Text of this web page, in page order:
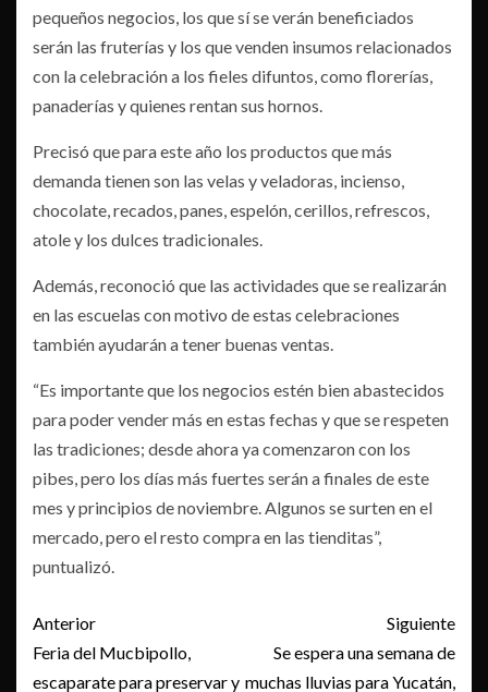
pequeños negocios, los que sí se verán beneficiados
serán las fruterías y los que venden insumos relacionados
con la celebración a los fieles difuntos, como florerías,
panaderías y quienes rentan sus hornos.
Precisó que para este año los productos que más
demanda tienen son las velas y veladoras, incienso,
chocolate, recados, panes, espelón, cerillos, refrescos,
atole y los dulces tradicionales.
Además, reconoció que las actividades que se realizarán
en las escuelas con motivo de estas celebraciones
también ayudarán a tener buenas ventas.
“Es importante que los negocios estén bien abastecidos
para poder vender más en estas fechas y que se respeten
las tradiciones; desde ahora ya comenzaron con los
pibes, pero los días más fuertes serán a finales de este
mes y principios de noviembre. Algunos se surten en el
mercado, pero el resto compra en las tienditas”,
puntualizó.
Post
navigation
Anterior
Feria del Mucbipollo,
escaparate para preservar y
Siguiente
Se espera una semana de
muchas lluvias para Yucatán,